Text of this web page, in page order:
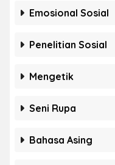
Emosional Sosial
Penelitian Sosial
Mengetik
Seni Rupa
Bahasa Asing